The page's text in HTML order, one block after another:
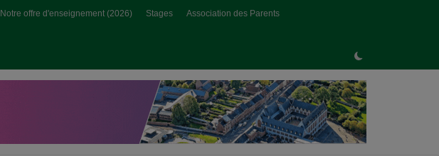
Notre offre d'enseignement (2026) Stages Association des Parents